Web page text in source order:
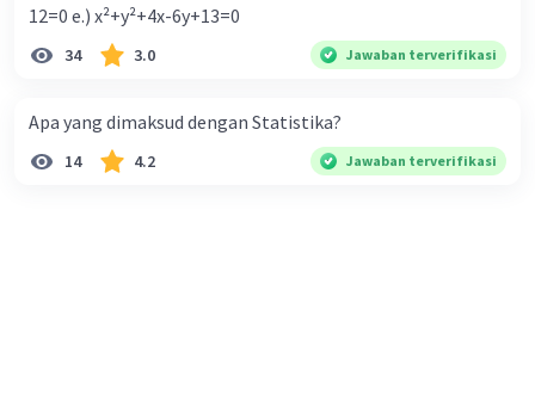
12=0 e.) x²+y²+4x-6y+13=0
34 3.0 Jawaban terverifikasi
Apa yang dimaksud dengan Statistika?
14 4.2 Jawaban terverifikasi